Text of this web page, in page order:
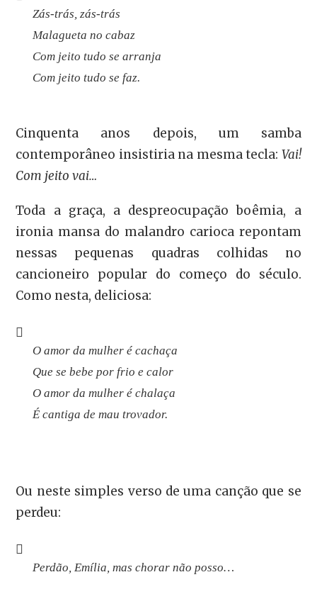
Zás-trás, zás-trás
Malagueta no cabaz
Com jeito tudo se arranja
Com jeito tudo se faz.
Cinquenta anos depois, um samba
contemporâneo insistiria na mesma tecla: Vai!
Com jeito vai…
Toda a graça, a despreocupação boêmia, a
ironia mansa do malandro carioca repontam
nessas pequenas quadras colhidas no
cancioneiro popular do começo do século.
Como nesta, deliciosa:
O amor da mulher é cachaça
Que se bebe por frio e calor
O amor da mulher é chalaça
É cantiga de mau trovador.
Ou neste simples verso de uma canção que se
perdeu:
Perdão, Emília, mas chorar não posso…